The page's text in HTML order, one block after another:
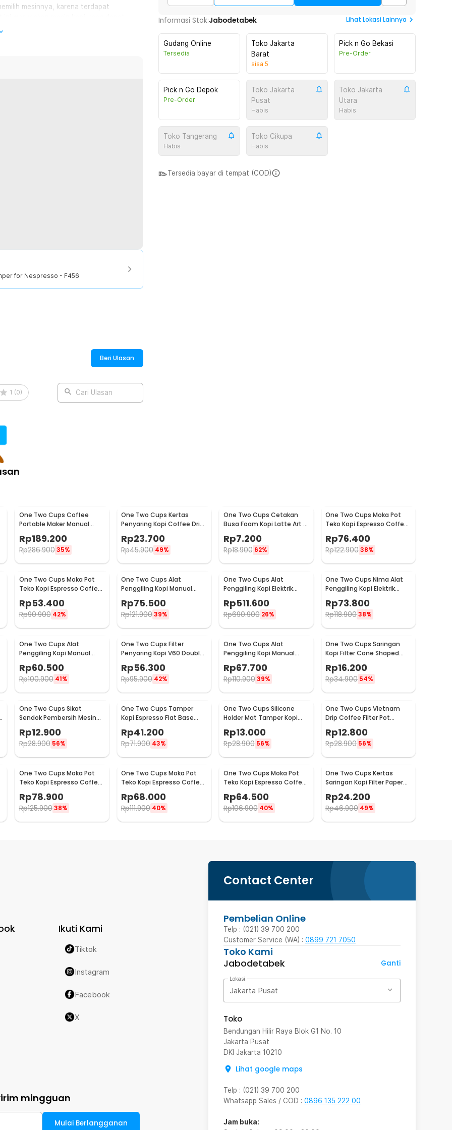
mesinnya, karena terdapat
sehingga aman untuk digunakan.
berfungsi untuk memadatkan
dengan erat sehingga menciptakan
for Nespresso - F456
Beri Ulasan
1 (0) Cari Ulasan
Informasi Stok:Jabodetabek Lihat Lokasi Lainnya
Gudang Online
Tersedia
Toko Jakarta
Barat
sisa 5
Pick n Go Bekasi
Pre-Order
Pick n Go Depok
Pre-Order
Toko Jakarta
Pusat
Habis
Toko Jakarta
Utara
Habis
Toko Tangerang
Habis
Toko Cikupa
Habis
Tersedia bayar di tempat (COD)
One Two Cups Coffee
Portable Maker Manual
Hand Press Espresso 300ml
- T35066
Rp189.200
Rp286.900 35%
One Two Cups Kertas
Penyaring Kopi Coffee Drip
Bag Paper Filter 50PCS -
T111
Rp23.700
Rp45.900 49%
One Two Cups Cetakan
Busa Foam Kopi Latte Art 16
Rp7.200
Rp18.900 62%
One Two Cups Moka Pot
Teko Kopi Espresso Coffee
Stovetop 6 Cup 300ml -
Z20
Rp76.400
Rp122.90038%
One Two Cups Moka Pot
Teko Kopi Espresso Coffee
Stovetop 2 Cup 100ml -
Z20
Rp53.400
Rp90.900 42%
One Two Cups Alat
Penggiling Kopi Manual
16290
Rp75.500
Rp121.90039%
One Two Cups Alat
Penggiling Kopi Elektrik
Coffee Grinder Adjustable
- 600N
Rp511.600
Rp690.900 26%
One Two Cups Nima Alat
Penggiling Kopi Elektrik
Bumbu Coffee Grinder -
NM-8300
Rp73.800
Rp118.90038%
One Two Cups Alat
Penggiling Kopi Manual
Coffee Grinder Adjustable
- RHNHA0176
Rp60.500
Rp100.900 41%
One Two Cups Filter
Penyaring Kopi V60 Double
Layer Coffee Filter - FS-40S
Rp56.300
Rp95.900 42%
One Two Cups Alat
Penggiling Kopi Manual
Coffee Grinder Adjustable
- CF4146
Rp67.700
Rp110.900 39%
One Two Cups Saringan
Kopi Filter Cone Shaped
Coffee Dripper 1 PCS - K741
Rp16.200
Rp34.900 54%
One Two Cups Sikat
Sendok Pembersih Mesin
Rp12.900
Rp28.900 56%
One Two Cups Tamper
Kopi Espresso Flat Base
SS51
Rp41.200
Rp71.900 43%
One Two Cups Silicone
Holder Mat Tamper Kopi
Espresso Barista - 0310
Rp13.000
Rp28.900 56%
One Two Cups Vietnam
Drip Coffee Filter Pot
Saringan Kopi 124ml 7Q -
LC1
Rp12.800
Rp28.900 56%
One Two Cups Moka Pot
Teko Kopi Espresso Coffee
Maker Stovetop 6 Cup
300ml - Z21
Rp78.900
Rp125.900 38%
One Two Cups Moka Pot
Teko Kopi Espresso Coffee
Maker Stovetop 4 Cup
200ml - Z21
Rp68.000
Rp111.900 40%
One Two Cups Moka Pot
Teko Kopi Espresso Coffee
Maker Stovetop 2 Cup
100ml - Z21
Rp64.500
Rp106.900 40%
One Two Cups Kertas
Saringan Kopi Filter Paper
U02
Rp24.200
Rp46.900 49%
Contact Center
Pembelian Online
Telp : (021) 39 700 200
Customer Service (WA) : 0899 721 7050
Toko Kami
Jabodetabek
Ganti
Lokasi
Jakarta Pusat
Toko
Bendungan Hilir Raya Blok G1 No. 10
Jakarta Pusat
DKI Jakarta 10210
Lihat google maps
Telp : (021) 39 700 200
Whatsapp Sales / COD : 0896 135 222 00
Jam buka:
Ikuti Kami
Tiktok
Instagram
Facebook
X
mingguan
Mulai Berlangganan